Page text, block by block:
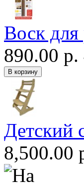
Воск для
890.00 р.
Детский
8,500.00